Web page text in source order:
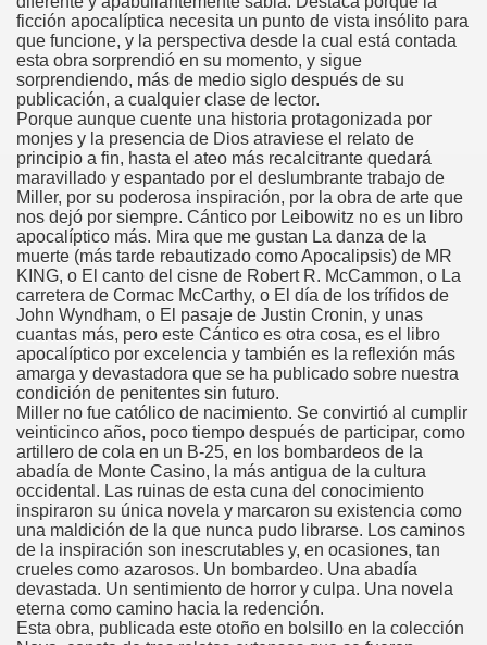
ficción apocalíptica necesita un punto de vista insólito para
que funcione, y la perspectiva desde la cual está contada
esta obra sorprendió en su momento, y sigue
sorprendiendo, más de medio siglo después de su
publicación, a cualquier clase de lector.
Porque aunque cuente una historia protagonizada por
monjes y la presencia de Dios atraviese el relato de
principio a fin, hasta el ateo más recalcitrante quedará
maravillado y espantado por el deslumbrante trabajo de
Miller, por su poderosa inspiración, por la obra de arte que
nos dejó por siempre. Cántico por Leibowitz no es un libro
apocalíptico más. Mira que me gustan La danza de la
muerte (más tarde rebautizado como Apocalipsis) de MR
KING, o El canto del cisne de Robert R. McCammon, o La
carretera de Cormac McCarthy, o El día de los trífidos de
John Wyndham, o El pasaje de Justin Cronin, y unas
cuantas más, pero este Cántico es otra cosa, es el libro
apocalíptico por excelencia y también es la reflexión más
amarga y devastadora que se ha publicado sobre nuestra
condición de penitentes sin futuro.
Miller no fue católico de nacimiento. Se convirtió al cumplir
veinticinco años, poco tiempo después de participar, como
artillero de cola en un B-25, en los bombardeos de la
abadía de Monte Casino, la más antigua de la cultura
occidental. Las ruinas de esta cuna del conocimiento
inspiraron su única novela y marcaron su existencia como
una maldición de la que nunca pudo librarse. Los caminos
de la inspiración son inescrutables y, en ocasiones, tan
crueles como azarosos. Un bombardeo. Una abadía
devastada. Un sentimiento de horror y culpa. Una novela
eterna como camino hacia la redención.
Esta obra, publicada este otoño en bolsillo en la colección